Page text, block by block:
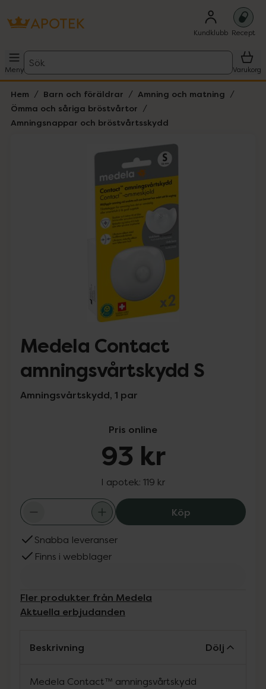
Kundklubb Recept
Meny
Sök
Varukorg
Hem Barn och föräldrar
Amning och matning
Ömma och såriga bröstvårtor
Amningsnappar och bröstvårtsskydd
Lista: . Innehåller 2 objekt.
Medela Contact
amningsvårtskydd S
Amningsvårtskydd, 1 par
Pris online
93 kr
I apotek: 119 kr
KöpMedela
Snabba leveranser
Finns i webblager
Fler produkter från Medela
Aktuella erbjudanden
Beskrivning Dölj
Medela Contact™ amningsvårtskydd